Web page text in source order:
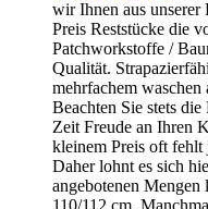
wir Ihnen aus unserer
Preis Reststücke die
Patchworkstoffe /
Qualität.
mehrfachem
Beachten Sie stets
Zeit Freude an Ihren
kleinem Preis oft
Daher lohnt es sich
angebotenen
110/112 cm.